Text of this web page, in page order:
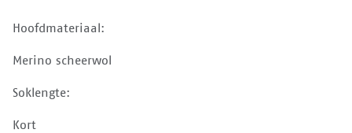
Hoofdmateriaal:
Merino scheerwol
Soklengte:
Kort